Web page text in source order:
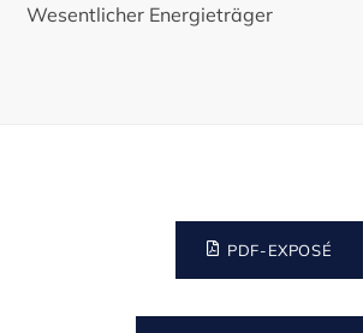
Wesentlicher Energieträger
PDF-EXPOSÉ